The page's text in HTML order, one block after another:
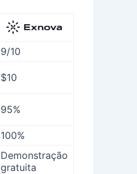
9/10
$10
95%
100%
Demonstração
gratuita